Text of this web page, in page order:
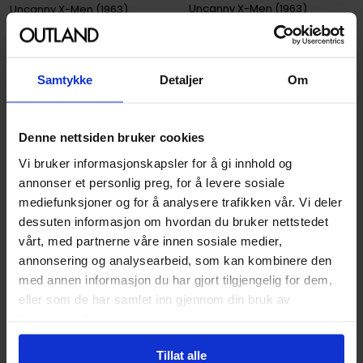
Samtykke Detaljer Om
Denne nettsiden bruker cookies
Vi bruker informasjonskapsler for å gi innhold og
annonser et personlig preg, for å levere sosiale
mediefunksjoner og for å analysere trafikken vår. Vi deler
dessuten informasjon om hvordan du bruker nettstedet
vårt, med partnerne våre innen sosiale medier,
annonsering og analysearbeid, som kan kombinere den
med annen informasjon du har gjort tilgjengelig for dem,
eller som de har samlet inn gjennom din bruk av
Tillat alle
Uncanny X-Men (1963)
Paperback · Engelsk
Uncanny X-Men (1963)
Paperback · Engelsk
449
404,10
449